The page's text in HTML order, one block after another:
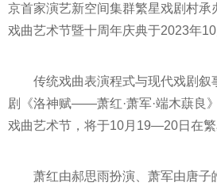
京首家演艺新空间集群繁星戏剧村承
戏曲艺术节暨十周年庆典于2023年
传统戏曲表演程式与现代戏剧叙
剧《洛神赋——萧红·萧军·端木蕻良
戏曲艺术节，将于10月19—20日在繁
萧红由郝思雨扮演、萧军由唐子